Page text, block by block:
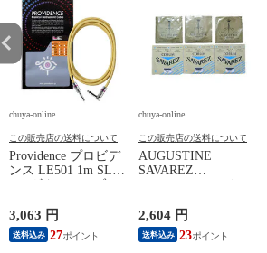
chuya-online
この販売店の送料について
Providence プロビデ
ンス LE501 1m SL
YL ギターケーブル
3,063 円
送料込み 27
chuya-online
この販売店の送料について
AUGUSTINE
SAVAREZ
2,604 円
送料込み 23